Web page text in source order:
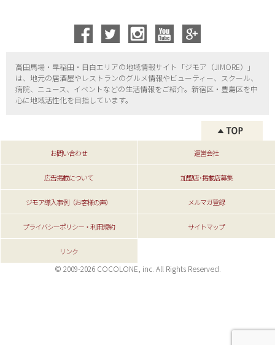
高田馬場・早稲田・目白エリアの地域情報サイト「ジモア（JIMORE）」
は、地元の居酒屋やレストランのグルメ情報やビューティー、
スクール、
病院、ニュース、イベントなどの生活情報をご紹介。新宿区・ 豊島区を中
心に地域活性化を目指しています。
お問い合わせ 運営会社
広告掲載について 加盟店･掲載店募集
ジモア導入事例（お客様の声） メルマガ登録
プライバシーポリシー・利用規約 サイトマップ
リンク
© 2009-2026 COCOLONE, inc. All Rights Reserved.